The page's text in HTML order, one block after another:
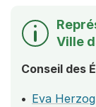
Ville
Conseil des
Eva